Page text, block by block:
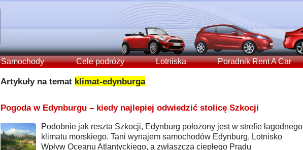
Samochody Cele podróży Lotniska Poradnik Rent A Car
Artykuły na temat klimat-edynburga
Pogoda w Edynburgu – kiedy najlepiej odwiedzić stolicę Szkocji
Podobnie jak reszta Szkocji, Edynburg położony jest w strefie łagodnego
klimatu morskiego. Tani wynajem samochodów Edynburg, Lotnisko
Wpływ Oceanu Atlantyckiego, a zwłaszcza ciepłego Prądu